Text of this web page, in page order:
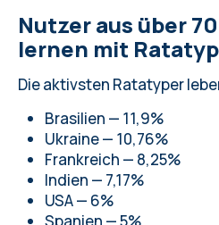
Nutzer aus über
lernen mit
Die aktivsten Ratatyper
Brasilien — 11,9%
Ukraine — 10,76%
Frankreich — 8,25%
Indien — 7,17%
USA — 6%